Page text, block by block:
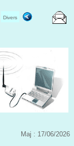
Divers
Maj : 17/06/2026